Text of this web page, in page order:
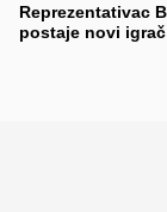
Reprezentativac
postaje novi